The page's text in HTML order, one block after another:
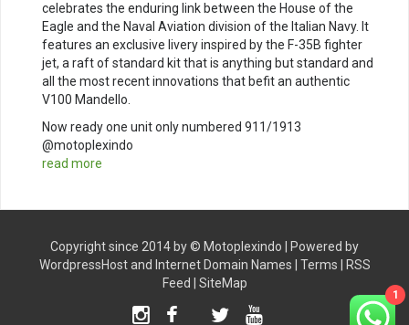
celebrates the enduring link between the House of the
Eagle and the Naval Aviation division of the Italian Navy. It
features an exclusive livery inspired by the F-35B fighter
jet, a raft of standard kit that is anything but standard and
all the most recent innovations that befit an authentic
V100 Mandello.
Now ready one unit only numbered 911/1913
@motoplexindo
read more
Copyright since 2014 by © Motoplexindo | Powered by
WordpressHostand Internet Domain Names Terms
RSS
Feed
SiteMap
InstagramFacebookTwitterYoutube
1